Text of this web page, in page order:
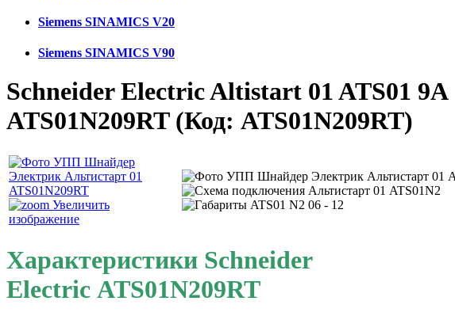
Siemens SINAMICS V20
Siemens SINAMICS V90
Schneider Electric Altistart 01 ATS01 9А
ATS01N209RT (Код: ATS01N209RT)
Увеличить
изображение
Характеристики Schneider
Electric ATS01N209RT